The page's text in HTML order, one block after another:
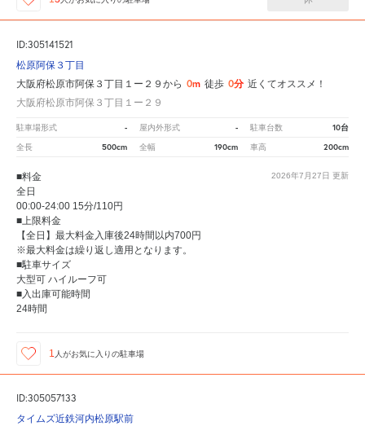
ID:305141521
松原阿保３丁目
大阪府松原市阿保３丁目１ー２９から 0m 徒歩 0分 近くてオススメ！
大阪府松原市阿保３丁目１ー２９
駐車場形式 - 屋内外形式 - 駐車台数 10台
全長 500cm 全幅 190cm 車高 200cm
2026年7月27日 更新
■料金
全日
00:00-24:00 15分/110円
■上限料金
【全日】最大料金入庫後24時間以内700円
※最大料金は繰り返し適用となります。
■駐車サイズ
大型可 ハイルーフ可
■入出庫可能時間
24時間
1 人がお気に入りの駐車場
ID:305057133
タイムズ近鉄河内松原駅前